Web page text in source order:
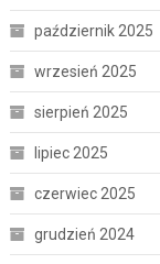
październik 2025
wrzesień 2025
sierpień 2025
lipiec 2025
czerwiec 2025
grudzień 2024